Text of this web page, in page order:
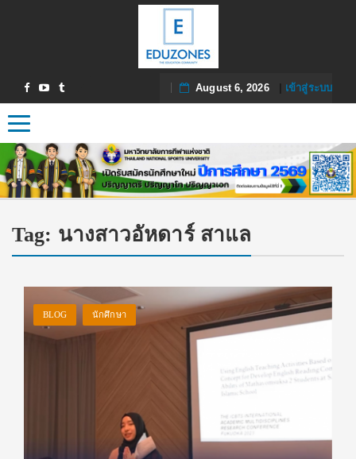
August 6, 2026| เข้าสู่ระบบ
Toggle navigation
Tag: นางสาวอัหดาร์ สาแล
BLOG นักศึกษา